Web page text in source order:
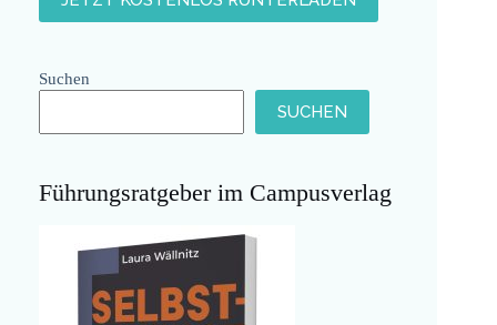
Suchen
SUCHEN
Führungsratgeber im Campusverlag